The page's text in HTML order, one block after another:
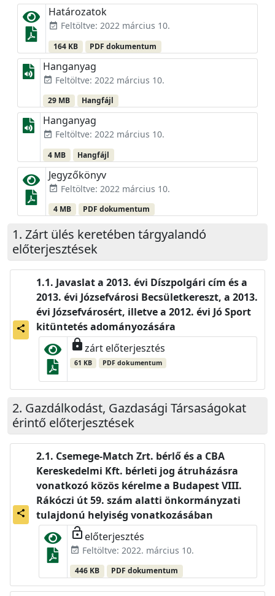
Határozatok
event_available Feltöltve: 2022 március 10.
164 KB PDF dokumentum
Hanganyag
event_available Feltöltve: 2022 március 10.
29 MB Hangfájl
Hanganyag
event_available Feltöltve: 2022 március 10.
4 MB Hangfájl
Jegyzőkönyv
event_available Feltöltve: 2022 március 10.
4 MB PDF dokumentum
Zárt ülés keretében tárgyalandó
előterjesztések
share
Javaslat a 2013. évi Díszpolgári cím és a
2013. évi Józsefvárosi Becsületkereszt, a 2013.
évi Józsefvárosért, illetve a 2012. évi Jó Sport
kitüntetés adományozására
lockzárt előterjesztés
61 KB PDF dokumentum
Gazdálkodást, Gazdasági Társaságokat
érintő előterjesztések
share
Csemege-Match Zrt. bérlő és a CBA
Kereskedelmi Kft. bérleti jog átruházásra
vonatkozó közös kérelme a Budapest VIII.
Rákóczi út 59. szám alatti önkormányzati
tulajdonú helyiség vonatkozásában
lock_open előterjesztés
event_available Feltöltve: 2022. március 10.
446 KB PDF dokumentum